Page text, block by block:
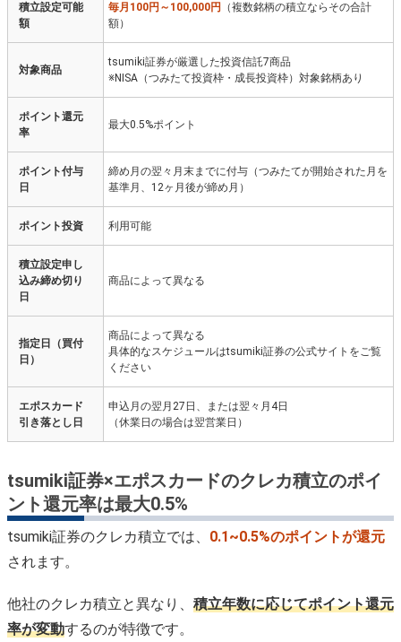
積立設定可能
額
毎月100円～100,000円
（複数銘柄の積立ならその合計
額）
対象商品
tsumiki証券が厳選した投資信託7商品
※NISA（つみたて投資枠・成長投資枠）対象銘柄あり
ポイント還元
率
最大0.5%ポイント
ポイント付与
日
締め月の翌々月末までに付与（つみたてが開始された月を
基準月、12ヶ月後が締め月）
ポイント投資 利用可能
積立設定申し
込み締め切り
日
商品によって異なる
指定日（買付
日）
商品によって異なる
具体的なスケジュールはtsumiki証券の公式サイトをご覧
ください
エポスカード
引き落とし日
申込月の翌月27日、または翌々月4日
（休業日の場合は翌営業日）
tsumiki証券×エポスカードのクレカ積立のポイ
ント還元率は最大0.5%
tsumiki証券のクレカ積立では、 0.1~0.5%のポイントが還元
されます。
他社のクレカ積立と異なり、 積立年数に応じてポイント還元
率が変動するのが特徴です。